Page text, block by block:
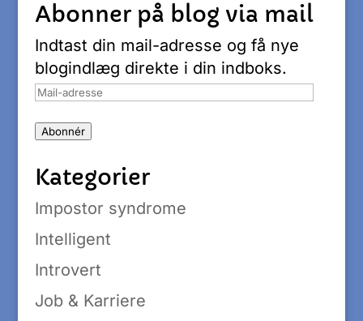
Abonner på blog via mail
Indtast din mail-adresse og få nye
blogindlæg direkte i din indboks.
Mail-
Abonnér
Kategorier
Impostor syndrome
Intelligent
Introvert
Job & Karriere